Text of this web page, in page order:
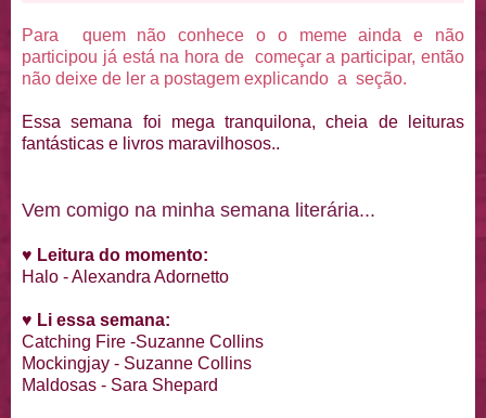
Para quem não conhece o o meme ainda e não
participou já está na hora de começar a participar, então
não deixe de ler a postagem explicando a seção.
Essa semana foi mega tranquilona, cheia de leituras
fantásticas e livros maravilhosos..
Vem comigo na minha semana literária...
♥ Leitura do momento:
Halo - Alexandra Adornetto
♥ Li essa semana:
Catching Fire -Suzanne Collins
Mockingjay - Suzanne Collins
Maldosas - Sara Shepard